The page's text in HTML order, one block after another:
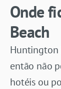
Onde
Beach
Huntington
então não
hotéis ou